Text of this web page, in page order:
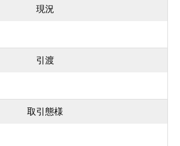
現況
引渡
取引態様